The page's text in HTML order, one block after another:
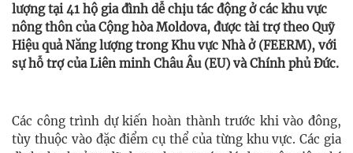
lượng tại 41 hộ gia đình dễ chịu tác động ở các khu vực
nông thôn của Cộng hòa Moldova, được tài trợ theo Quỹ
Hiệu quả Năng lượng trong Khu vực Nhà ở (FEERM), với
sự hỗ trợ của Liên minh Châu Âu (EU) và Chính phủ Đức.
Các công trình dự kiến hoàn thành trước khi vào đông,
tùy thuộc vào đặc điểm cụ thể của từng khu vực. Các gia